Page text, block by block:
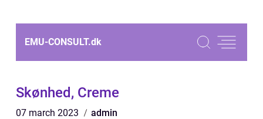
EMU-CONSULT.dk
Skønhed, Creme
07 march 2023 admin